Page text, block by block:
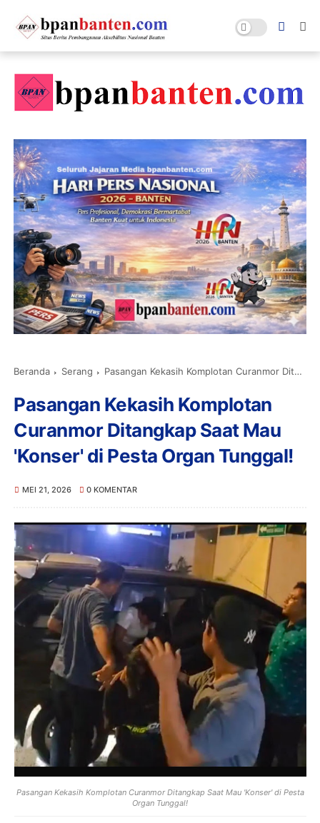
Beranda Serang Pasangan Kekasih Komplotan Curanmor Ditangkap Saat Mau 'Konser' di Pesta Organ Tunggal!
Pasangan Kekasih Komplotan
Curanmor Ditangkap Saat Mau
'Konser' di Pesta Organ Tunggal!
MEI 21, 2026 0 KOMENTAR
Pasangan Kekasih Komplotan Curanmor Ditangkap Saat Mau 'Konser' di Pesta
Organ Tunggal!